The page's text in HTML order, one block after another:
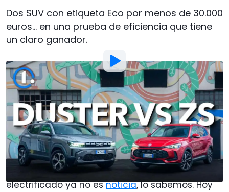
Dos SUV con etiqueta Eco por menos de 30.000
euros... en una prueba de eficiencia que tiene
un claro ganador.
Foto:Motor1 Italy
Por: Lorenzo Curatti
Traducido por:Javier Llorente
11 Mar 2025a las13:39
Añadir Motor1.com como
fuente preferida en Google
A estas alturas, la llegada de un nuevo SUV
electrificado ya no esnoticia, lo sabemos. Hoy